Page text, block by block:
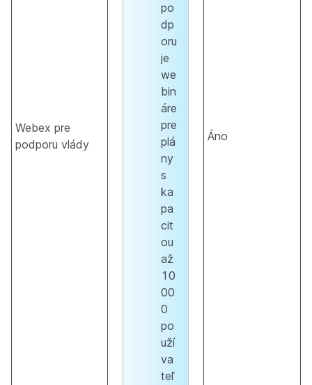
Webex pre
podporu vlády
po
dp
oru
je
we
bin
áre
pre
plá
ny
s
ka
pa
cit
ou
až
10
00
0
po
uží
va
teľ
Áno